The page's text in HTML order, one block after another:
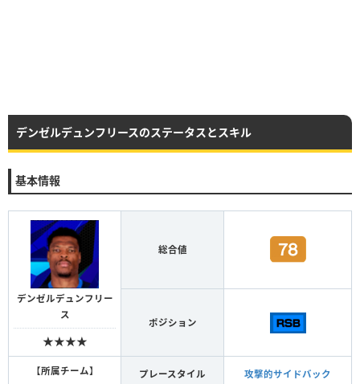
デンゼルデュンフリースのステータスとスキル
基本情報
デンゼルデュンフリー
ス
★★★★
総合値
ポジション
【所属チーム】 プレースタイル 攻撃的サイドバック